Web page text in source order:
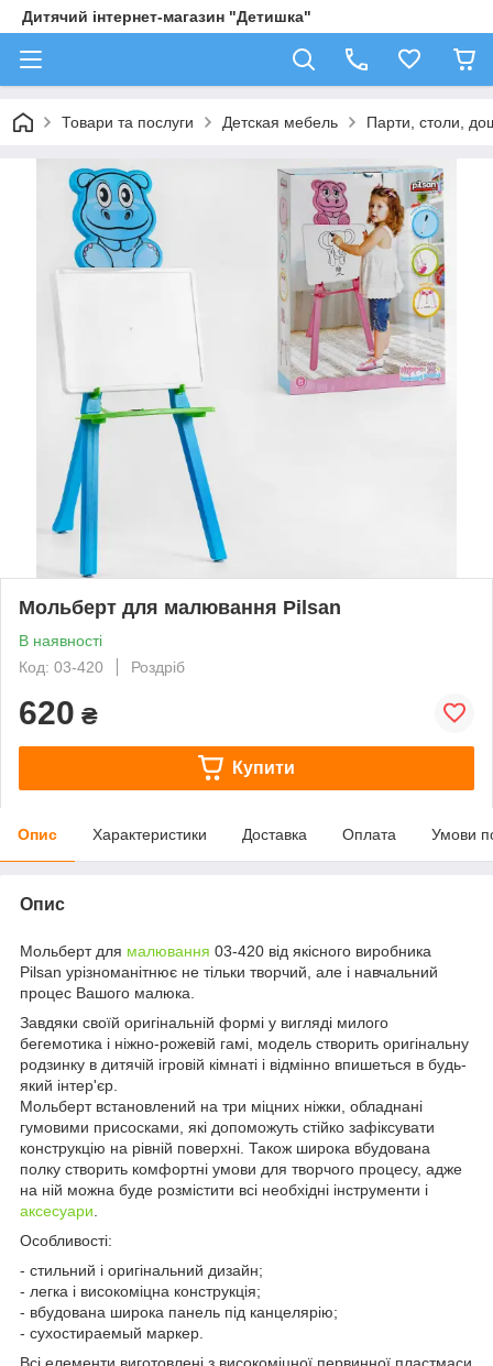
Дитячий інтернет-магазин "Детишка"
Товари та послуги Детская мебель Парти, столи,
Мольберт для малювання Pilsan
В наявності
Код: 03-420
Роздріб
620 ₴
Купити
Опис Характеристики Доставка Оплата Умови
Опис
Мольберт для малювання 03-420 від якісного виробника
Pilsan урізноманітнює не тільки творчий, але і навчальний
процес Вашого малюка.
Завдяки своїй оригінальній формі у вигляді милого
бегемотика і ніжно-рожевій гамі, модель створить оригінальну
родзинку в дитячій ігровій кімнаті і відмінно впишеться в будь-
який інтер'єр.
Мольберт встановлений на три міцних ніжки, обладнані
гумовими присосками, які допоможуть стійко зафіксувати
конструкцію на рівній поверхні. Також широка вбудована
полку створить комфортні умови для творчого процесу, адже
на ній можна буде розмістити всі необхідні інструменти і
аксесуари
Особливості:
- стильний і оригінальний дизайн;
- легка і високоміцна конструкція;
- вбудована широка панель під канцелярію;
- сухостираемый маркер.
Всі елементи виготовлені з високоміцної первинної пластмаси